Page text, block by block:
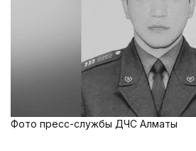
Фото пресс-службы ДЧС Алматы